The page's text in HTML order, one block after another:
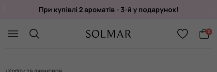
При купівлі 2 ароматів - 3-й у подарунок!
0
Укр